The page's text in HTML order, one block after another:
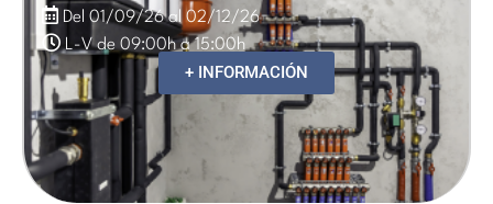
Del 01/09/26 al 02/12/26
L-V de 09:00h a 15:00h
+ INFORMACIÓN